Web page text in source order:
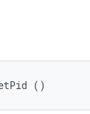
()